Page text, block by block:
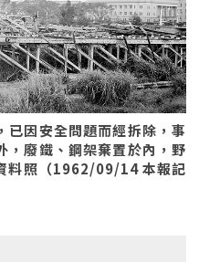
已因安全問題而經拆除，事
，廢鐵、鋼架棄置於內，野
料照（1962/09/14 本報記